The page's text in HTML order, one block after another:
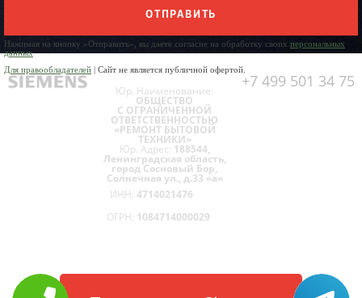
ОТПРАВИТЬ
Нажимая на кнопку «Отправить», вы даете согласие на обработку своих персональных
данных
Для правообладателей | Сайт не является публичной офертой.
+7 499 501 34 75
Юр. Наименование:
ОБЩЕСТВО
С ОГРАНИЧЕННОЙ
ОТВЕТСТВЕННОСТЬЮ
«РЕМОНТ БЫТОВОЙ
ТЕХНИКИ»
Юр. Адрес: 188544,
Ленинградская область,
город Сосновый Бор,
Солнечная ул., д.33 «а»
ИНН: 4714021476
ОГРН: 1084714000029